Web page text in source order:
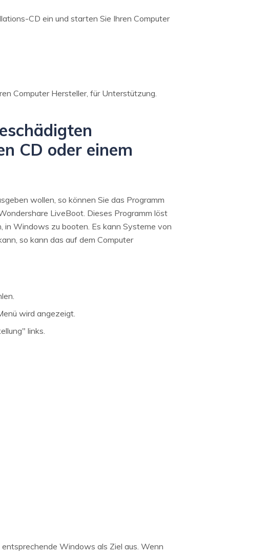
CD ein und starten Sie Ihren Computer
Computer Hersteller, für Unterstützung.
CD oder einem
wollen, so können Sie das Programm
LiveBoot. Dieses Programm löst
in Windows zu booten. Es kann Systeme von
so kann das auf dem Computer
wird angezeigt.
links.
Windows als Ziel aus. Wenn